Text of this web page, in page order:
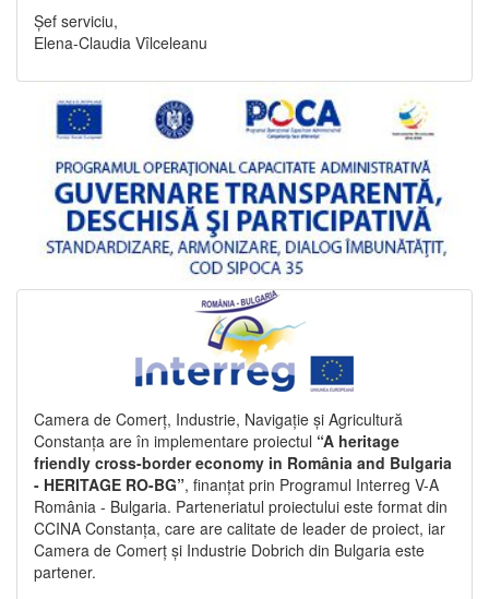
Șef serviciu,
Elena-Claudia Vîlceleanu
Camera de Comerț, Industrie, Navigație și Agricultură
Constanța are în implementare proiectul “A heritage
friendly cross-border economy in România and Bulgaria
- HERITAGE RO-BG”, finanțat prin Programul Interreg V-A
România - Bulgaria. Parteneriatul proiectului este format din
CCINA Constanța, care are calitate de leader de proiect, iar
Camera de Comerț și Industrie Dobrich din Bulgaria este
partener.